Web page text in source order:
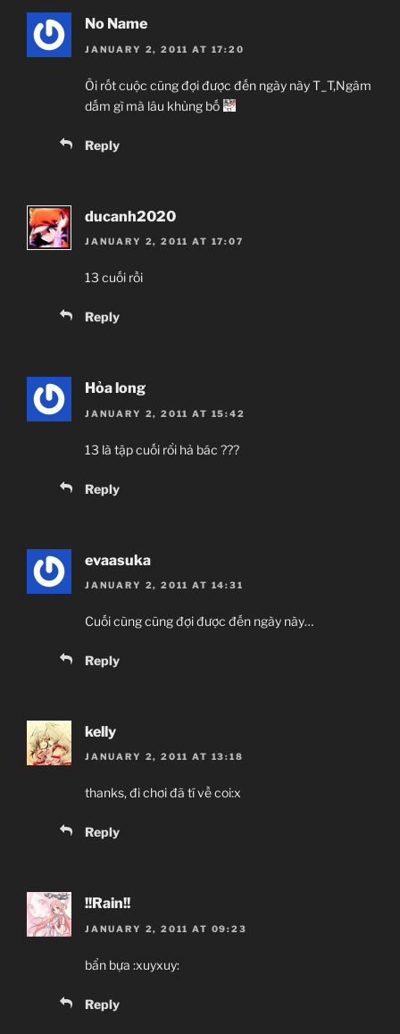
No Name
JANUARY 2, 2011 AT 17:20
Ôi rốt cuộc cũng đợi được đến ngày này T_T,Ngâm
dấm gì mà lâu khủng bố
Reply
ducanh2020
JANUARY 2, 2011 AT 17:07
13 cuối rồi
Reply
Hỏa long
JANUARY 2, 2011 AT 15:42
13 là tập cuối rổi hả bác ???
Reply
evaasuka
JANUARY 2, 2011 AT 14:31
Cuối cùng cũng đợi được đến ngày này…
Reply
kelly
JANUARY 2, 2011 AT 13:18
thanks, đi chơi đã tí về coi:x
Reply
!!Rain!!
JANUARY 2, 2011 AT 09:23
bẩn bựa :xuyxuy:
Reply